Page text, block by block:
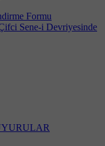
Formu
Sene-i Devriyesinde